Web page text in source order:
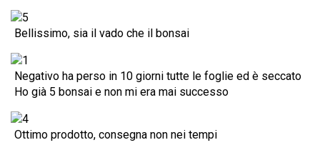
Bellissimo, sia il vado che il bonsai
Negativo ha perso in 10 giorni tutte le foglie ed è seccato
Ho già 5 bonsai e non mi era mai successo
Ottimo prodotto, consegna non nei tempi